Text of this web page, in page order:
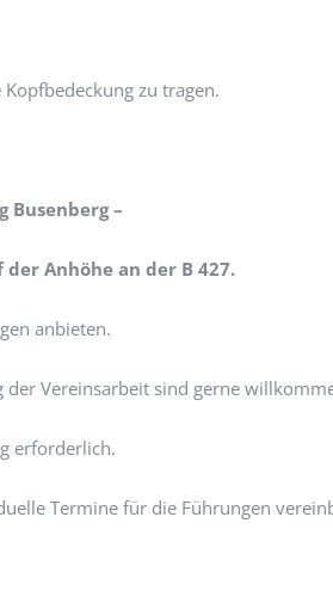
zu tragen.
Busenberg –
Anhöhe an der B 427.
anbieten.
Vereinsarbeit sind gerne
erforderlich.
Termine für die Führungen